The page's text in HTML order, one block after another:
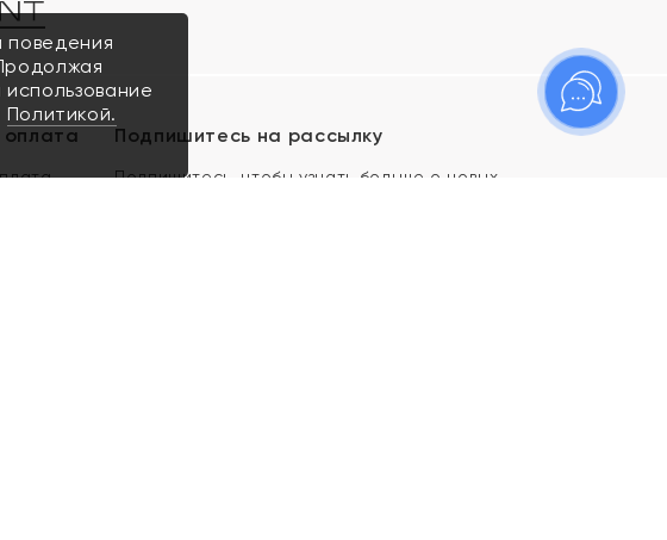
Подпишитесь на рассылку
Подпишитесь, чтобы узнать больше о новых
поведения
Политикой.